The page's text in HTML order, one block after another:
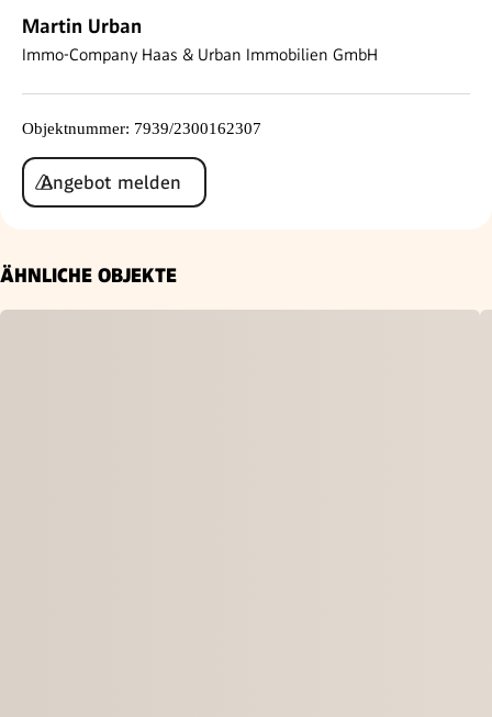
Martin Urban
Immo-Company Haas & Urban Immobilien GmbH
Objektnummer: 7939/2300162307
Angebot melden
ÄHNLICHE OBJEKTE